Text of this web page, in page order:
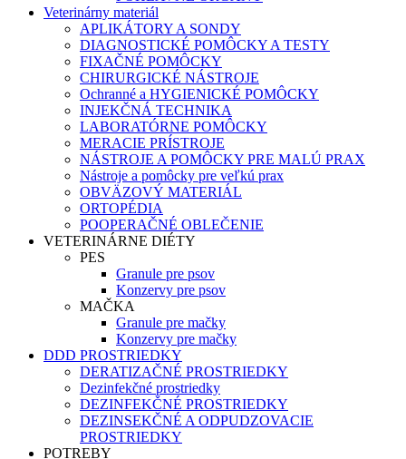
Veterinárny materiál
APLIKÁTORY A SONDY
DIAGNOSTICKÉ POMÔCKY A TESTY
FIXAČNÉ POMÔCKY
CHIRURGICKÉ NÁSTROJE
Ochranné a HYGIENICKÉ POMÔCKY
INJEKČNÁ TECHNIKA
LABORATÓRNE POMÔCKY
MERACIE PRÍSTROJE
NÁSTROJE A POMÔCKY PRE MALÚ PRAX
Nástroje a pomôcky pre veľkú prax
OBVÄZOVÝ MATERIÁL
ORTOPÉDIA
POOPERAČNÉ OBLEČENIE
VETERINÁRNE DIÉTY
PES
Granule pre psov
Konzervy pre psov
MAČKA
Granule pre mačky
Konzervy pre mačky
DDD PROSTRIEDKY
DERATIZAČNÉ PROSTRIEDKY
Dezinfekčné prostriedky
DEZINFEKČNÉ PROSTRIEDKY
DEZINSEKČNÉ A ODPUDZOVACIE
PROSTRIEDKY
POTREBY